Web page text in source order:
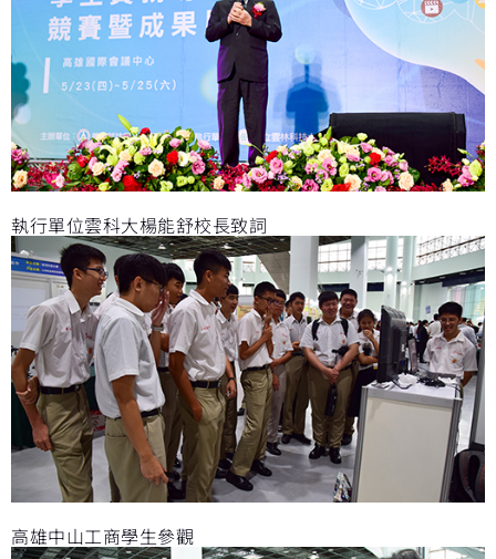
執行單位雲科大楊能舒校長致詞
高雄中山工商學生參觀